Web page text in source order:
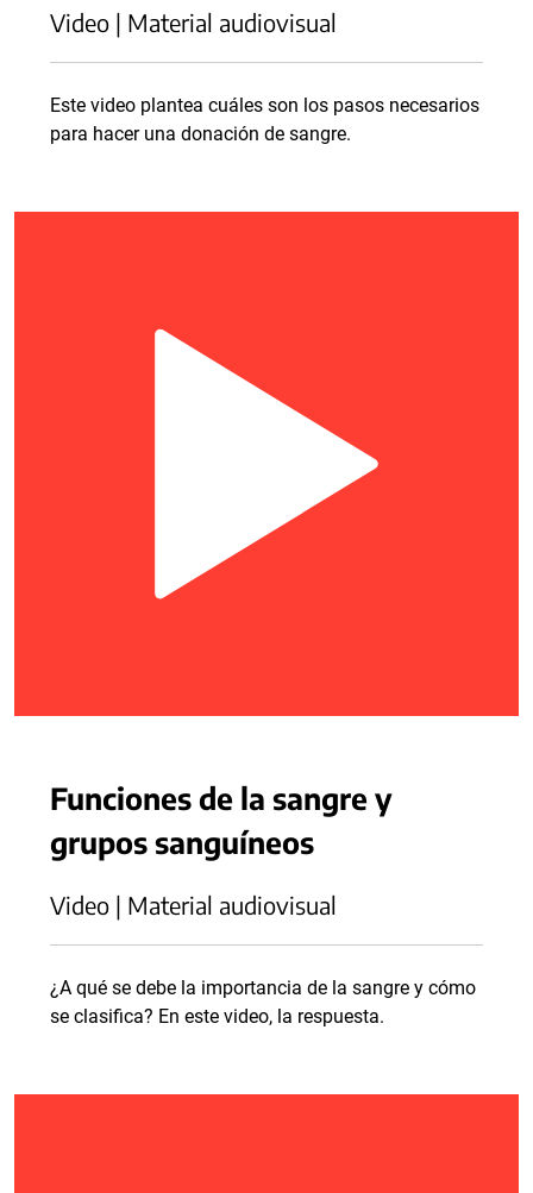
Video | Material audiovisual
Este video plantea cuáles son los pasos necesarios
para hacer una donación de sangre.
Funciones de la sangre y
grupos sanguíneos
Video | Material audiovisual
¿A qué se debe la importancia de la sangre y cómo
se clasifica? En este video, la respuesta.